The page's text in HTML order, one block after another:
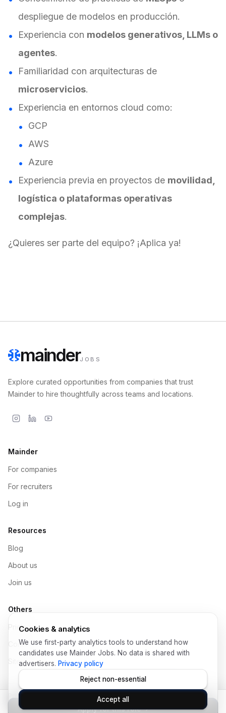
despliegue de modelos en producción.
Experiencia con modelos generativos, LLMs o
agentes.
Familiaridad con arquitecturas de
microservicios.
Experiencia en entornos cloud como:
GCP
AWS
Azure
Experiencia previa en proyectos de movilidad,
logística o plataformas operativas
complejas.
¿Quieres ser parte del equipo? ¡Aplica ya!
Apply for this role ›
mainderJOBS
Explore curated opportunities from companies that trust
Mainder to hire thoughtfully across teams and locations.
Mainder
For companies
For recruiters
Log in
Resources
Blog
About us
Join us
Others
Pricing
Contact
Sitemap
Privacy Policy Terms of Use Legal
Data Protection
© Copyright 2026 Mainder SL
Cookies & analytics
We use first-party analytics tools to understand how
candidates use Mainder Jobs. No data is shared with
advertisers. Privacy policy
Reject non-essential
Accept all